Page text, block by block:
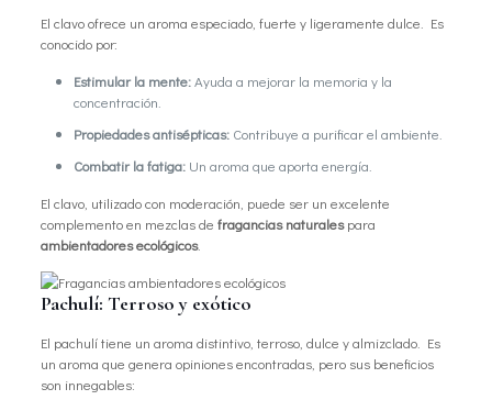
El clavo ofrece un aroma especiado, fuerte y ligeramente dulce. Es
conocido por:
Estimular la mente:Ayuda a mejorar la memoria y la
concentración.
Propiedades antisépticas:Contribuye a purificar el ambiente.
Combatir la fatiga:Un aroma que aporta energía.
El clavo, utilizado con moderación, puede ser un excelente
complemento en mezclas de fragancias naturalespara
ambientadores ecológicos.
Pachulí: Terroso y exótico
El pachulí tiene un aroma distintivo, terroso, dulce y almizclado. Es
un aroma que genera opiniones encontradas, pero sus beneficios
son innegables: